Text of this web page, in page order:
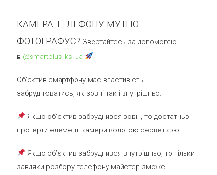
КАМЕРА ТЕЛЕФОНУ МУТНО
ФОТОГРАФУЄ? Звертайтесь за допомогою
в @smartplus_ks_ua
Oб’єктив смартфону має властивість
забруднюватись, як зовні так і внутрішньо.
Якщо об’єктив забруднився зовні, то достатньо
протерти елемент камери вологою серветкою.
Якщо об’єктив забруднився внутрішньо, то тільки
завдяки розбору телефону майстер зможе